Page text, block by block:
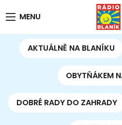
MENU
AKTUÁLNĚ NA BLANÍKU
OBYTŇÁKEM
DOBRÉ RADY DO ZAHRADY